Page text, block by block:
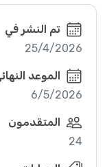
تم النشر في
25/4/2026
الموعد
6/5/2026
المتقدمون
24